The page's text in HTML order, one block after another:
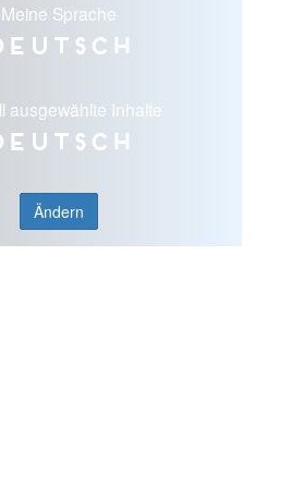
Meine Sprache
ausgewählte Inhalte
Ändern